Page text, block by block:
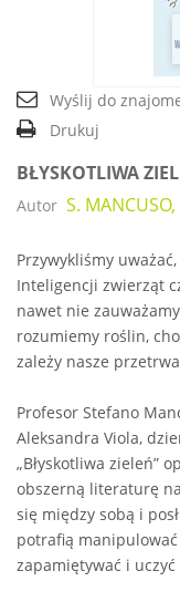
Wyślij do
Drukuj
BŁYSKOTLIWA
Autor S.
Przywykliśmy
Inteligencji zwierząt
nawet nie
rozumiemy roślin,
zależy nasze
Profesor Stefano
Aleksandra Viola,
„Błyskotliwa zieleń”
obszerną literaturę
się między sobą i
potrafią
zapamiętywać i uczyć